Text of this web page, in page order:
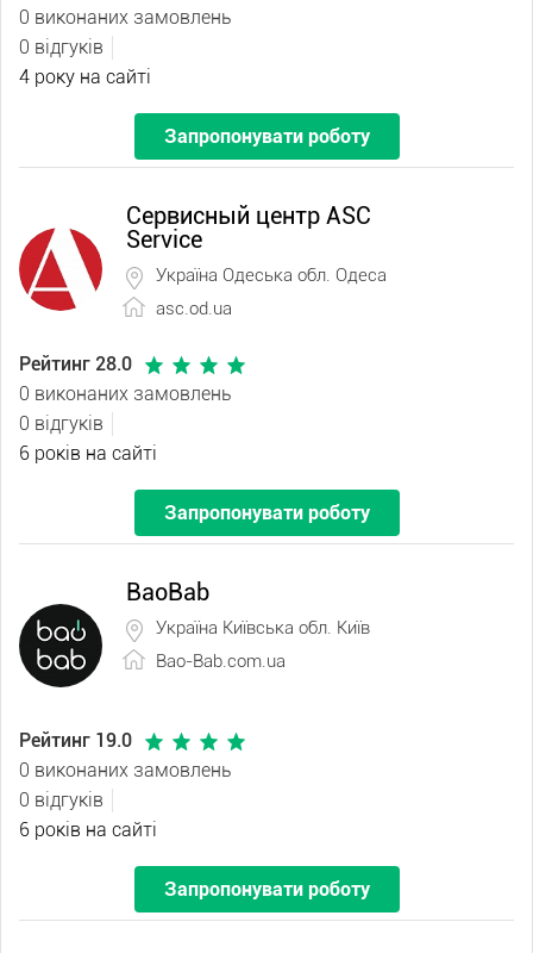
0 виконаних замовлень
0 відгуків
4 року на сайті
Запропонувати роботу
Сервисный центр ASC
Service
Україна Одеська обл. Одеса
asc.od.ua
Рейтинг 28.0
0 виконаних замовлень
0 відгуків
6 років на сайті
Запропонувати роботу
BaoBab
Україна Київська обл. Київ
Bao-Bab.com.ua
Рейтинг 19.0
0 виконаних замовлень
0 відгуків
6 років на сайті
Запропонувати роботу